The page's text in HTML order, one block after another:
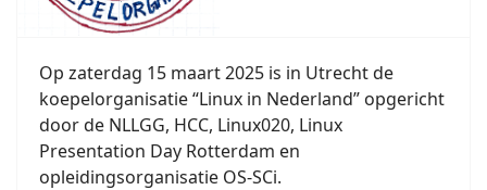
Op zaterdag 15 maart 2025 is in Utrecht de
koepelorganisatie “Linux in Nederland” opgericht
door de NLLGG, HCC, Linux020, Linux
Presentation Day Rotterdam en
opleidingsorganisatie OS-SCi.